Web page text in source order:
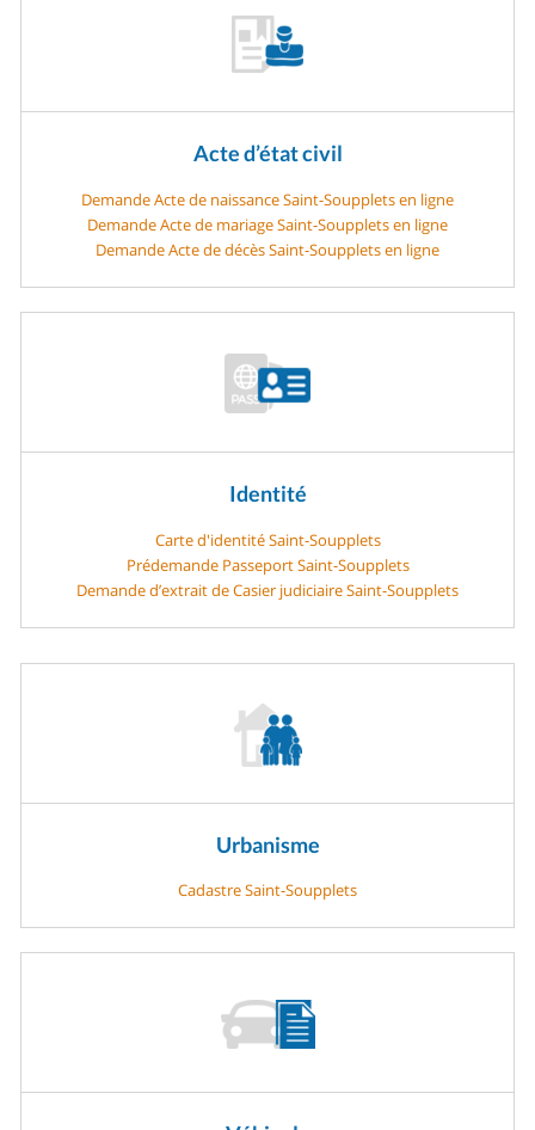
Acte d’état civil
Demande Acte de naissance Saint-Soupplets en ligne
Demande Acte de mariage Saint-Soupplets en ligne
Demande Acte de décès Saint-Soupplets en ligne
Identité
Carte d'identité Saint-Soupplets
Prédemande Passeport Saint-Soupplets
Demande d’extrait de Casier judiciaire Saint-Soupplets
Urbanisme
Cadastre Saint-Soupplets